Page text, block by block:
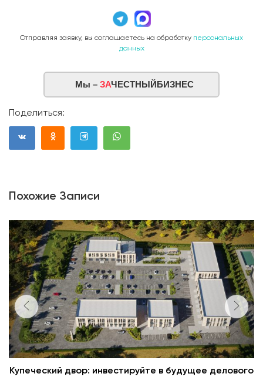
Отправляя заявку, вы соглашаетесь на обработку персональных
данных
Мы – ЗАЧЕСТНЫЙБИЗНЕС
Поделиться:
Похожие Записи
Купеческий двор: инвестируйте в будущее делового